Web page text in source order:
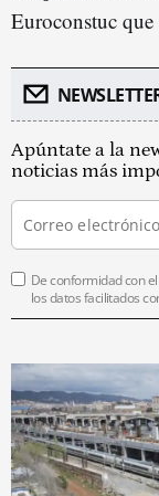
Euroconstuc
Apúntate a la
noticias más
De conformidad con el
los datos facilitados